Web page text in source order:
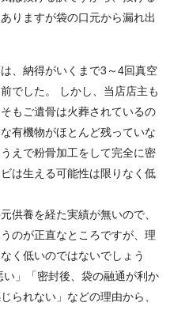
りますが袋の口元から漏れ出
、納得がいくまで3～4回真空
でした。 しかし、当店店主も
もご遺骨は火葬されているの
有機物がほとんど残っていな
えで粉骨加工をして完全に密
は生える可能性は限りなく低
供養を経た実績が無いので、
のが正直なところですが、理
く低いのではないでしょう
」「密封後、袋の融通が利か
られない」などの理由から、